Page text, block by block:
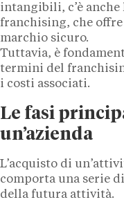
intangibili, c’è
franchising, che
marchio sicuro.
Tuttavia, è
termini del
i costi associati.
Le fasi
un’azienda
L’acquisto di
comporta una serie
della futura attività.